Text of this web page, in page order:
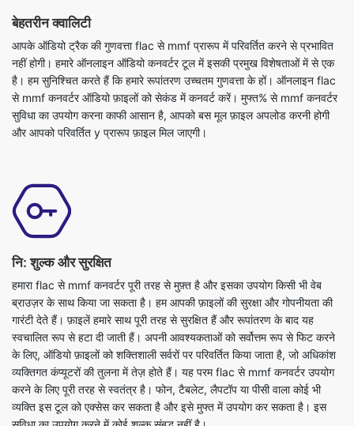
नहीं होगी। हमारे ऑनलाइन ऑडियो कनवर्टर टूल में इसकी प्रमुख विशेषताओं में से एक
है। हम सुनिश्चित करते हैं कि हमारे रूपांतरण उच्चतम गुणवत्ता के हों। ऑनलाइन flac
से mmf कनवर्टर ऑडियो फ़ाइलों को सेकंड में कनवर्ट करें। मुफ्त% से mmf कनवर्टर
सुविधा का उपयोग करना काफी आसान है, आपको बस मूल फ़ाइल अपलोड करनी होगी
और आपको परिवर्तित y प्रारूप फ़ाइल मिल जाएगी।
नि: शुल्क और सुरक्षित
हमारा flac से mmf कनवर्टर पूरी तरह से मुफ़्त है और इसका उपयोग किसी भी वेब
ब्राउज़र के साथ किया जा सकता है। हम आपकी फ़ाइलों की सुरक्षा और गोपनीयता की
गारंटी देते हैं। फ़ाइलें हमारे साथ पूरी तरह से सुरक्षित हैं और रूपांतरण के बाद यह
स्वचालित रूप से हटा दी जाती हैं। अपनी आवश्यकताओं को सर्वोत्तम रूप से फिट करने
के लिए, ऑडियो फ़ाइलों को शक्तिशाली सर्वरों पर परिवर्तित किया जाता है, जो अधिकांश
व्यक्तिगत कंप्यूटरों की तुलना में तेज़ होते हैं। यह परम flac से mmf कनवर्टर उपयोग
करने के लिए पूरी तरह से स्वतंत्र है। फोन, टैबलेट, लैपटॉप या पीसी वाला कोई भी
व्यक्ति इस टूल को एक्सेस कर सकता है और इसे मुफ्त में उपयोग कर सकता है। इस
सुविधा का उपयोग करने में कोई शुल्क संबद्ध नहीं है।